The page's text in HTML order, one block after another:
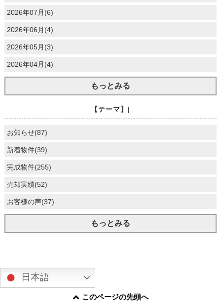
2026年07月(6)
2026年06月(4)
2026年05月(3)
2026年04月(4)
もっとみる
【テーマ】|
お知らせ(87)
新着物件(39)
完成物件(255)
売却実績(52)
お客様の声(37)
もっとみる
日本語
このページの先頭へ